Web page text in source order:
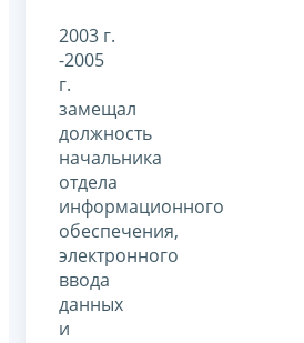
2003 г.
-2005
г.
замещал
должность
начальника
отдела
информационного
обеспечения,
электронного
ввода
данных
и